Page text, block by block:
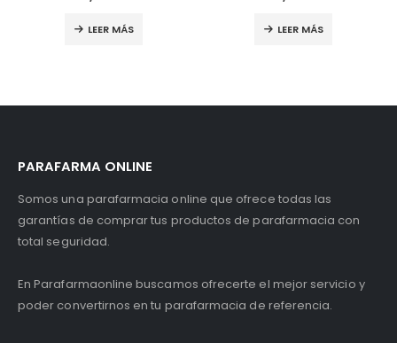
LEER MÁS LEER MÁS
PARAFARMA ONLINE
Somos una parafarmacia online que ofrece todas las
garantías de comprar tus productos de parafarmacia con
total seguridad.
En Parafarmaonline buscamos ofrecerte el mejor servicio y
poder convertirnos en tu parafarmacia de referencia.